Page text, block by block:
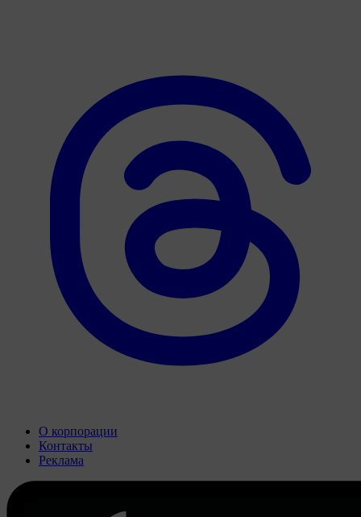
О корпорации
Контакты
Реклама